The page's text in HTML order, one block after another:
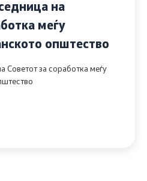
на
меѓу
општество
Советот за соработка меѓу